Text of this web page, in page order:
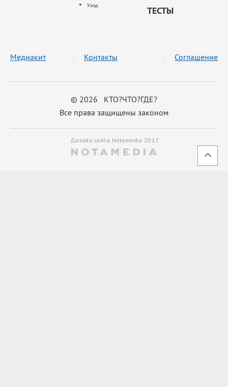
Уход
ТЕСТЫ
© 2026 КТО?ЧТО?ГДЕ?
Все права защищены законом
Медиакит Контакты Соглашение
Дизайн сайта Notamedia 2017